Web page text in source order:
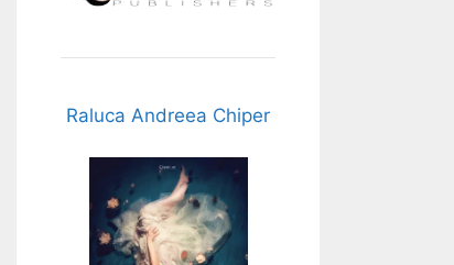
Raluca Andreea Chiper